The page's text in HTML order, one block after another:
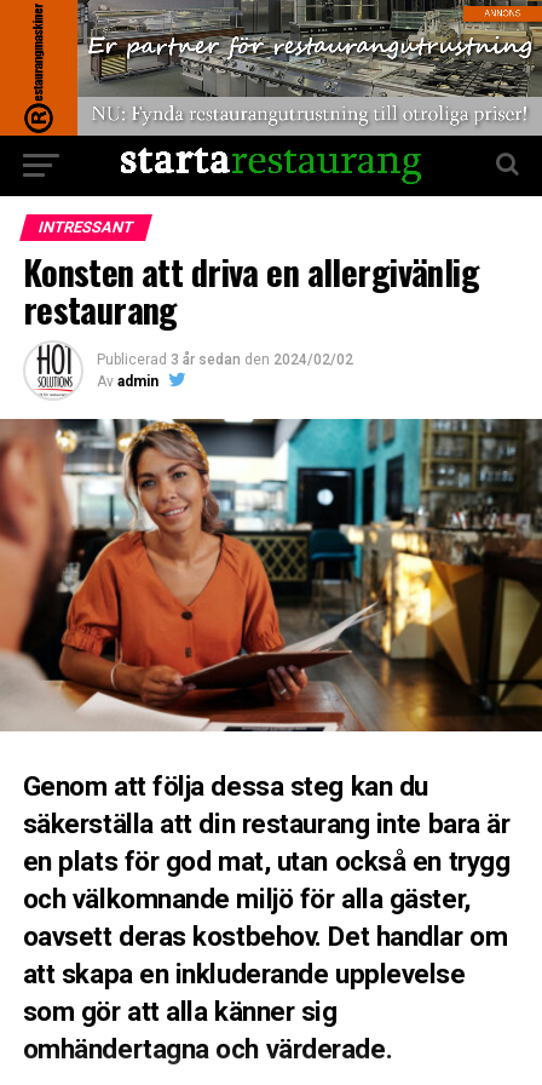
INTRESSANT
Konsten att driva en allergivänlig
restaurang
Publicerad 3 år sedan den 2024/02/02
Av admin
Genom att följa dessa steg kan du
säkerställa att din restaurang inte bara är
en plats för god mat, utan också en trygg
och välkomnande miljö för alla gäster,
oavsett deras kostbehov. Det handlar om
att skapa en inkluderande upplevelse
som gör att alla känner sig
omhändertagna och värderade.